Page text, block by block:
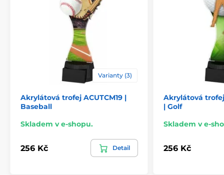
Varianty (3)
Akrylátová trofej ACUTCM19 |
Baseball
Skladem v e-shopu.
256 Kč Detail
Akrylátová trofej
| Golf
Skladem v e-
256 Kč